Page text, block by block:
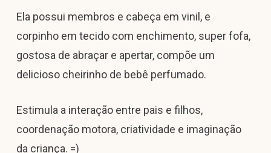
Ela possui membros e cabeça em vinil, e
corpinho em tecido com enchimento, super fofa,
gostosa de abraçar e apertar, compõe um
delicioso cheirinho de bebê perfumado.
Estimula a interação entre pais e filhos,
coordenação motora, criatividade e imaginação
da criança. =)